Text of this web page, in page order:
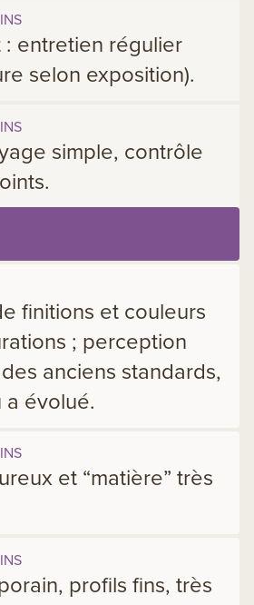
: entretien régulier
selon exposition).
simple, contrôle
finitions et couleurs
; perception
anciens standards,
a évolué.
et “matière” très
profils fins, très